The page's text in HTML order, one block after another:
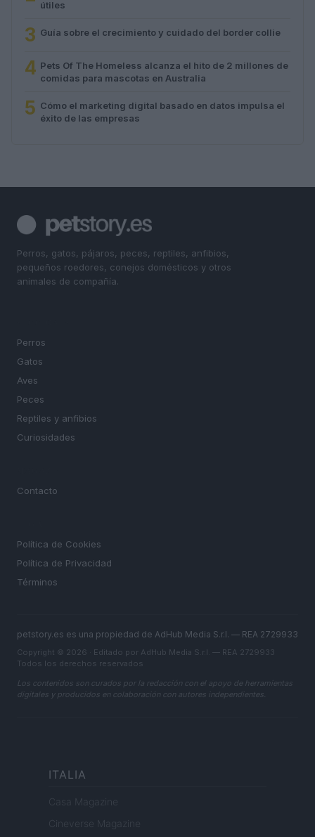
útiles
3 Guía sobre el crecimiento y cuidado del border collie
4 Pets Of The Homeless alcanza el hito de 2 millones de
comidas para mascotas en Australia
5 Cómo el marketing digital basado en datos impulsa el
éxito de las empresas
Perros, gatos, pájaros, peces, reptiles, anfibios,
pequeños roedores, conejos domésticos y otros
animales de compañía.
Perros
Gatos
Aves
Peces
Reptiles y anfibios
Curiosidades
Contacto
Política de Cookies
Política de Privacidad
Términos
petstory.es es una propiedad de AdHub Media S.r.l. — REA 2729933
Copyright © 2026 · Editado por AdHub Media S.r.l. — REA 2729933
Todos los derechos reservados
Los contenidos son curados por la redacción con el apoyo de herramientas
digitales y producidos en colaboración con autores independientes.
ITALIA
Casa Magazine
Cineverse Magazine